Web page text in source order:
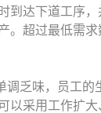
到达下道工序
。超过最低需求
调乏味，员工
以采用工作扩